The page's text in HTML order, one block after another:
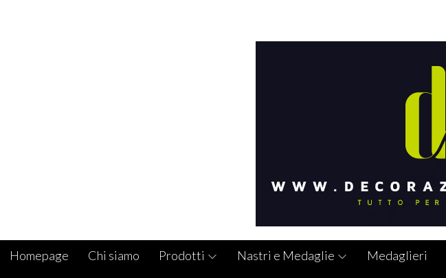
Homepage Chi siamo Prodotti Nastri e Medaglie Medaglieri